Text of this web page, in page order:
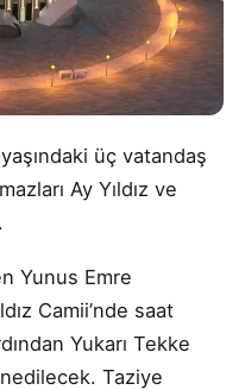
üç vatandaş
Ay Yıldız ve
Yunus Emre
Camii’nde saat
Yukarı Tekke
Taziye